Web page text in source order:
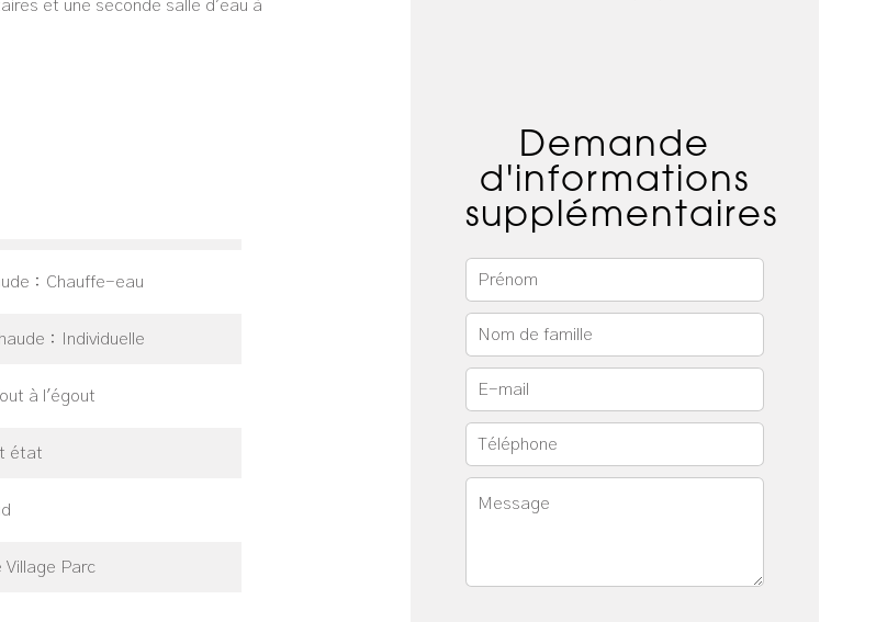
et une seconde salle d'eau à
Chauffe-eau
Individuelle
à l'égout
état
Village Parc
Demande
d'informations
supplémentaires